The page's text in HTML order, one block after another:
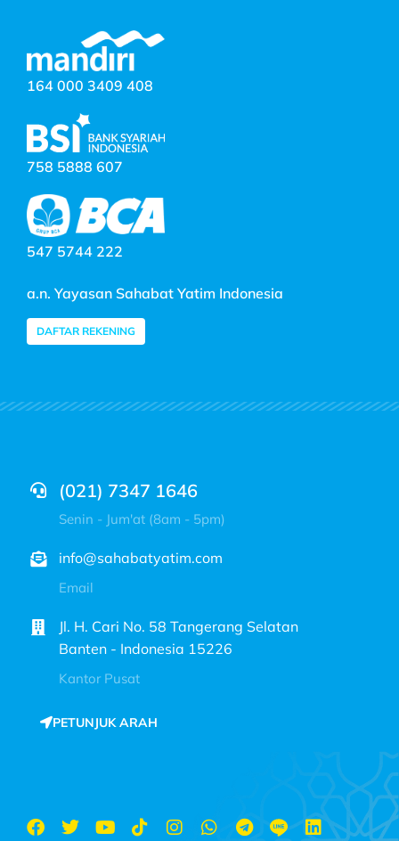
164 000 3409 408
758 5888 607
547 5744 222
a.n. Yayasan Sahabat Yatim Indonesia
DAFTAR REKENING
(021) 7347 1646
Senin - Jum'at (8am - 5pm)
info@sahabatyatim.com
Email
Jl. H. Cari No. 58 Tangerang Selatan
Banten - Indonesia 15226
Kantor Pusat
PETUNJUK ARAH